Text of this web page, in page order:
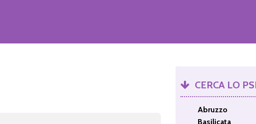
CERCA LO
Abruzzo
Basilicata